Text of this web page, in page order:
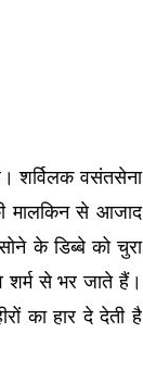
शर्विलक वसंतसेना
मालकिन से आजाद
के डिब्बे को चुरा
शर्म से भर जाते हैं।
का हार दे देती है